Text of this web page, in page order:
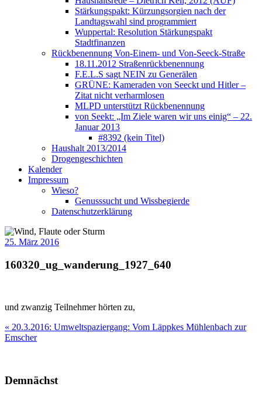
Stärkungspakt: Kürzungsorgien nach der
Landtagswahl sind programmiert
Wuppertal: Resolution Stärkungspakt
Stadtfinanzen
Rückbenennung Von-Einem- und Von-Seeck-Straße
18.11.2012 Straßenrückbenennung
F.E.L.S sagt NEIN zu Generälen
GRÜNE: Kameraden von Seeckt und Hitler –
Zitat nicht verharmlosen
MLPD unterstützt Rückbenennung
von Seekt: „Im Ziele waren wir uns einig“ – 22.
Januar 2013
#8392 (kein Titel)
Haushalt 2013/2014
Drogengeschichten
Kalender
Impressum
Wieso?
Genusssucht und Wissbegierde
Datenschutzerklärung
25. März 2016
160320_ug_wanderung_1927_640
und zwanzig Teilnehmer hörten zu,
Beitragsnavigation
« 20.3.2016: Umweltspaziergang: Vom Läppkes Mühlenbach zur
Emscher
Demnächst